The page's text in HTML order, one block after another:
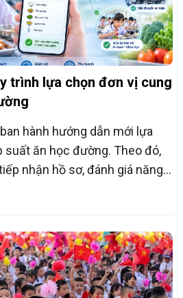
trình lựa chọn đơn vị cung
hành hướng dẫn mới lựa
suất ăn học đường. Theo đó,
nhận hồ sơ, đánh giá năng
cấp cho các trường trên
kiểm soát chất lượng bữa ăn
học sinh.